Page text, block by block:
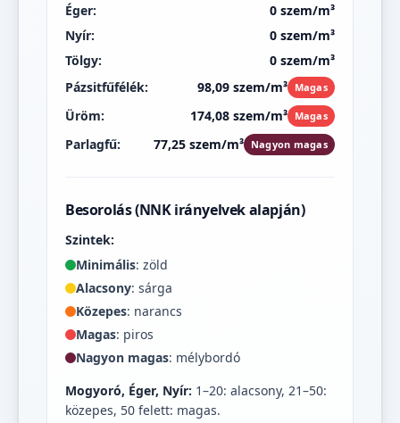
Éger:
0 szem/m³
Nyír:
0 szem/m³
Tölgy:
0 szem/m³
Pázsitfűfélék:
98,09 szem/m³ Magas
Üröm: 174,08 szem/m³ Magas
Parlagfű: 77,25 szem/m³ Nagyon magas
Besorolás (NNK irányelvek alapján)
Szintek:
Minimális: zöld
Alacsony: sárga
Közepes: narancs
Magas: piros
Nagyon magas: mélybordó
Mogyoró, Éger, Nyír: 1–20: alacsony, 21–50:
közepes, 50 felett: magas.